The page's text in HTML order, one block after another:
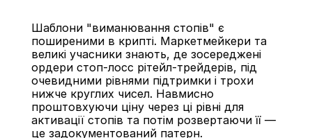
Шаблони "виманювання стопів" є
поширеними в крипті. Маркетмейкери та
великі учасники знають, де зосереджені
ордери стоп-лосс рітейл-трейдерів, під
очевидними рівнями підтримки і трохи
нижче круглих чисел. Навмисно
проштовхуючи ціну через ці рівні для
активації стопів та потім розвертаючи її —
це задокументований патерн.